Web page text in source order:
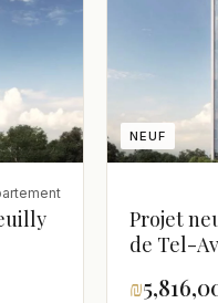
NEUF
Projet
de Tel-
₪